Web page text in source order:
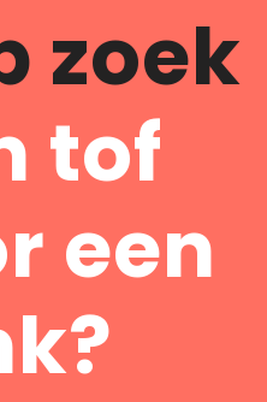
zoek
tof
een